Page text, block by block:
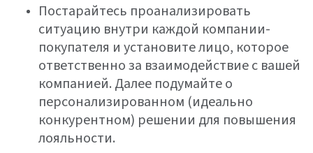
Постарайтесь проанализировать
ситуацию внутри каждой компании-
покупателя и установите лицо, которое
ответственно за взаимодействие с вашей
компанией. Далее подумайте о
персонализированном (идеально
конкурентном) решении для повышения
лояльности.